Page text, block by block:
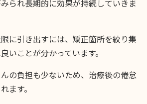
られ長期的に効果が持続していきま
に引き出すには、矯正箇所を絞り集
いことが分かっています。
の負担も少ないため、治療後の倦怠
ます。